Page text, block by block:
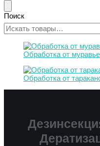
Поиск
Обработка от
Обработка от